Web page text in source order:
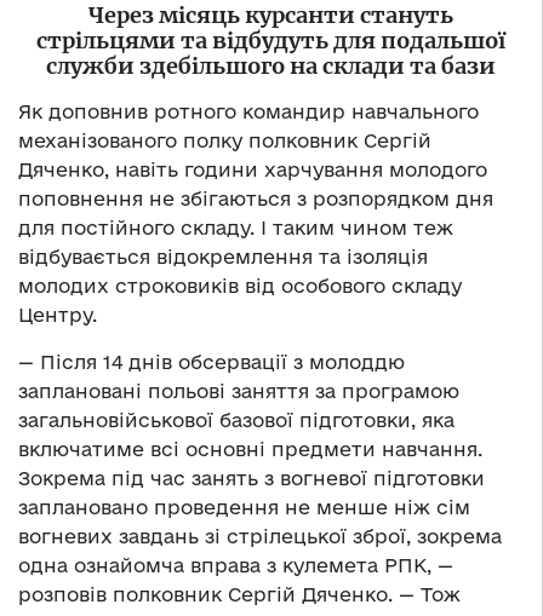
Через місяць курсанти стануть
стрільцями та відбудуть для подальшої
служби здебільшого на склади та бази
Як доповнив ротного командир навчального
механізованого полку полковник Сергій
Дяченко, навіть години харчування молодого
поповнення не збігаються з розпорядком дня
для постійного складу. І таким чином теж
відбувається відокремлення та ізоляція
молодих строковиків від особового складу
Центру.
— Після 14 днів обсервації з молоддю
заплановані польові заняття за програмою
загальновійськової базової підготовки, яка
включатиме всі основні предмети навчання.
Зокрема під час занять з вогневої підготовки
заплановано проведення не менше ніж сім
вогневих завдань зі стрілецької зброї, зокрема
одна ознайомча вправа з кулемета РПК, —
розповів полковник Сергій Дяченко. — Тож